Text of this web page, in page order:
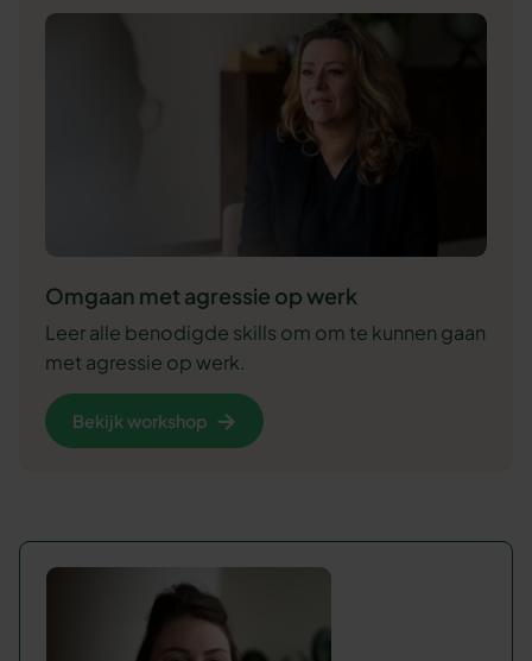
Omgaan met agressie op werk
Leer alle benodigde skills om om te kunnen gaan
met agressie op werk.
Bekijk workshop